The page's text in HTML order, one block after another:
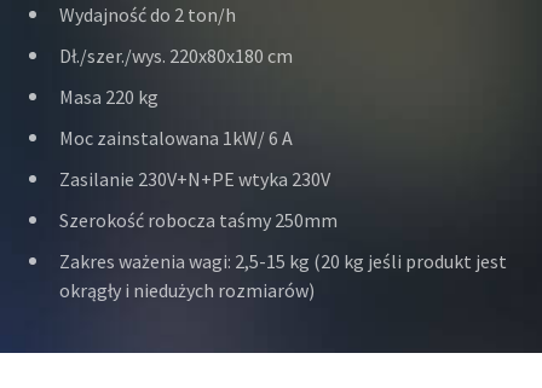
Wydajność do 2 ton/h
Dł./szer./wys. 220x80x180 cm
Masa 220 kg
Moc zainstalowana 1kW/ 6 A
Zasilanie 230V+N+PE wtyka 230V
Szerokość robocza taśmy 250mm
Zakres ważenia wagi: 2,5-15 kg (20 kg jeśli produkt jest
okrągły i niedużych rozmiarów)